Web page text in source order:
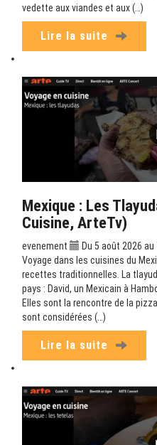
vedette aux viandes et aux (…)
Lire la suite
Mexique : Les
Cuisine, ArteTv)
evenement
Du 5 août 2026
Voyage dans les cuisines du
recettes traditionnelles. La
pays : David, un Mexicain à
Elles sont la rencontre de la
sont considérées (…)
Lire la suite